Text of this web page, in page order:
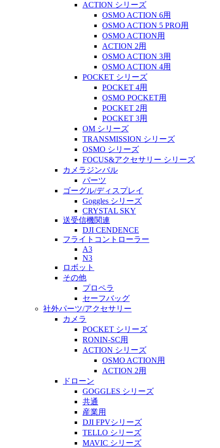
ACTION シリーズ
OSMO ACTION 6用
OSMO ACTION 5 PRO用
OSMO ACTION用
ACTION 2用
OSMO ACTION 3用
OSMO ACTION 4用
POCKET シリーズ
POCKET 4用
OSMO POCKET用
POCKET 2用
POCKET 3用
OM シリーズ
TRANSMISSION シリーズ
OSMO シリーズ
FOCUS&アクセサリー シリーズ
カメラジンバル
パーツ
ゴーグル/ディスプレイ
Goggles シリーズ
CRYSTAL SKY
送受信機関連
DJI CENDENCE
フライトコントローラー
A3
N3
ロボット
その他
プロペラ
セーフバッグ
社外パーツ/アクセサリー
カメラ
POCKET シリーズ
RONIN-SC用
ACTION シリーズ
OSMO ACTION用
ACTION 2用
ドローン
GOGGLES シリーズ
共通
産業用
DJI FPVシリーズ
TELLO シリーズ
MAVIC シリーズ